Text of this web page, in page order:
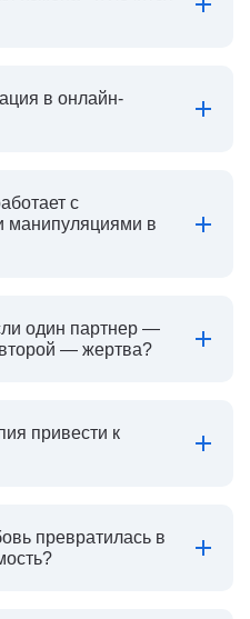
в онлайн-
с
манипуляциями в
один партнер —
— жертва?
привести к
превратилась в